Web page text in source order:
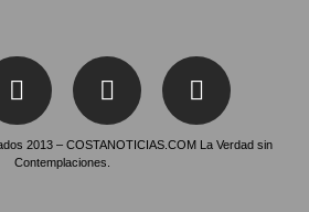
2013 – COSTANOTICIAS.COM La Verdad sin
Contemplaciones.